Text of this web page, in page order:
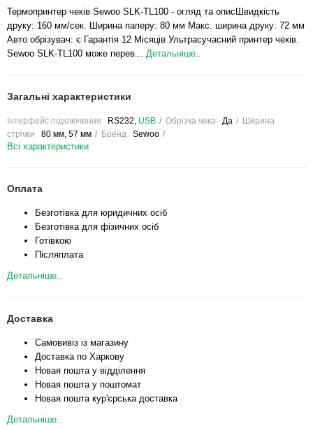
Термопринтер чеків Sewoo SLK-TL100 - огляд та описШвидкість
друку: 160 мм/сек. Ширина паперу: 80 мм Макс. ширина друку: 72 мм
Авто обрізувач: є Гарантія 12 Місяців Ультрасучасний принтер чеків.
Sewoo SLK-TL100 може перев... Детальніше..
Загальні характеристики
Інтерфейс підключення RS232, USB Обрізка чека Да
Ширина
стрічки
80 мм, 57 мм Бренд Sewoo
Всі характеристики
Оплата
Безготівка для юридичних осіб
Безготівка для фізичних осіб
Готівкою
Післяплата
Детальніше..
Доставка
Самовивіз із магазину
Доставка по Харкову
Новая пошта у відділення
Новая пошта у поштомат
Новая пошта кур'єрська доставка
Детальніше..